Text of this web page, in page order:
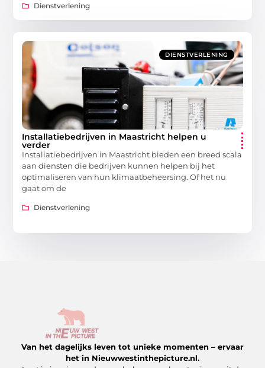
Dienstverlening
DIENSTVERLENING
Installatiebedrijven in Maastricht helpen u
verder
Installatiebedrijven in Maastricht bieden een breed scala
aan diensten die bedrijven kunnen helpen bij het
optimaliseren van hun klimaatbeheersing. Of het nu
gaat om de
Dienstverlening
Van het dagelijks leven tot unieke momenten – ervaar
het in Nieuwwestinthepicture.nl.